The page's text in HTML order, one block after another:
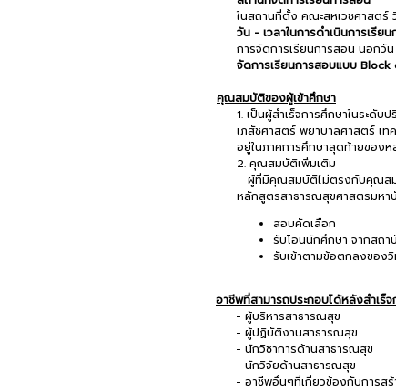
ในสถานที่ตั้ง คณะสหเวชศาสตร์
วัน - เวลาในการดำเนินการเรีย
การจัดการเรียนการสอน นอกวั
จัดการเรียนการสอบแบบ Block
คุณสมบัติของผู้เข้าศึกษา
1. เป็นผู้สำเร็จการศึกษาในระ
เภสัชศาสตร์ พยาบาลศาสตร์ เ
อยู่ในภาคการศึกษาสุดท้ายของห
2. คุณสมบัติเพิ่มเติม
ผู้ที่มีคุณสมบัติไม่ตรงกับคุณสมบั
หลักสูตรสาธารณสุขศาสตรมห
สอบคัดเลือก
รับโอนนักศึกษา จากสถ
รับเข้าตามข้อตกลงของ
อาชีพที่สามารถประกอบได้หลังสำเร็
- ผู้บริหารสาธารณสุข
- ผู้ปฏิบัติงานสาธารณสุข
- นักวิชาการด้านสาธารณสุข
- นักวิจัยด้านสาธารณสุข
- อาชีพอื่นๆที่เกี่ยวข้องกับการส